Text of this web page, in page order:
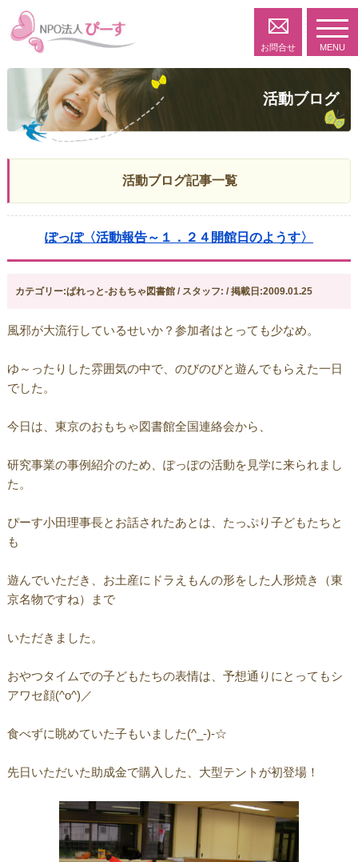
お問合せ MENU
活動ブログ
活動ブログ記事一覧
ぽっぽ〈活動報告～１．２４開館日のようす〉
カテゴリー:ぱれっと-おもちゃ図書館 / スタッフ: / 掲載日:2009.01.25
風邪が大流行しているせいか？参加者はとっても少なめ。
ゆ～ったりした雰囲気の中で、のびのびと遊んでもらえた一日
でした。
今日は、東京のおもちゃ図書館全国連絡会から、
研究事業の事例紹介のため、ぽっぽの活動を見学に来られまし
た。
ぴーす小田理事長とお話されたあとは、たっぷり子どもたちと
も
遊んでいただき、お土産にドラえもんの形をした人形焼き（東
京名物ですね）まで
いただきました。
おやつタイムでの子どもたちの表情は、予想通りにとってもシ
アワセ顔(^o^)／
食べずに眺めていた子もいました(^_-)-☆
先日いただいた助成金で購入した、大型テントが初登場！